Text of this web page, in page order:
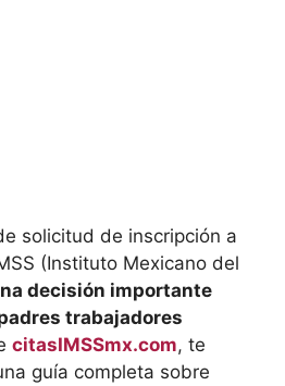
solicitud de inscripción a
(Instituto Mexicano del
decisión importante
trabajadores
citasIMSSmx.com, te
guía completa sobre